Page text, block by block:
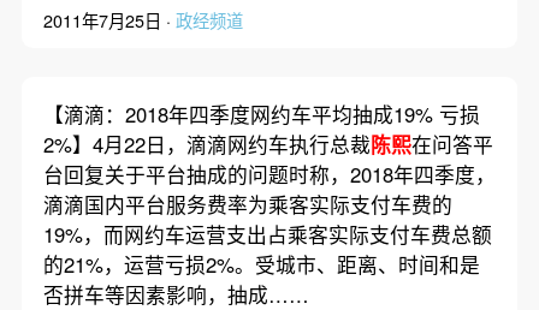
2011年7月25日 · 政经频道
【滴滴：2018年四季度网约车平均抽成19% 亏损
2%】4月22日，滴滴网约车执行总裁陈熙在问答平
台回复关于平台抽成的问题时称，2018年四季度，
滴滴国内平台服务费率为乘客实际支付车费的
19%，而网约车运营支出占乘客实际支付车费总额
的21%，运营亏损2%。受城市、距离、时间和是
否拼车等因素影响，抽成……